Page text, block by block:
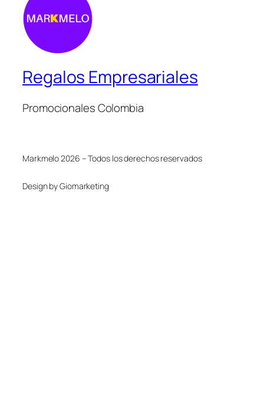
Regalos Empresariales
Promocionales Colombia
Markmelo 2026 – Todos los derechos reservados
Design by Giomarketing